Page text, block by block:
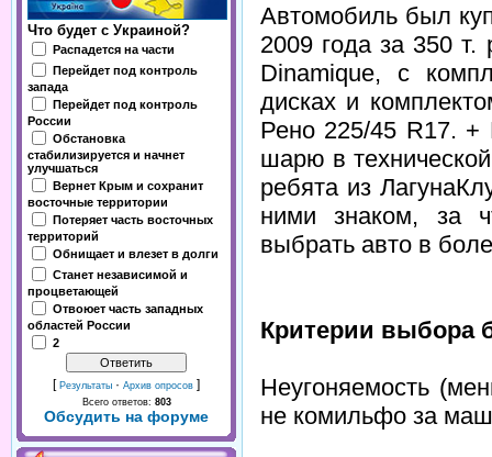
Что будет с Украиной?
Распадется на части
Перейдет под контроль
запада
Перейдет под контроль
России
Обстановка
стабилизируется и начнет
улучшаться
Вернет Крым и сохранит
восточные территории
Потеряет часть восточных
территорий
Обнищает и влезет в долги
Станет независимой и
процветающей
Отвоюет часть западных
областей России
2
[ Результаты · Архив опросов ]
Всего ответов: 803
Обсудить на форуме
Автомобиль был
2009 года за 350
Dinamique, с
дисках и
Рено 225/45 R17. +
шарю в
ребята из
ними знаком, за
выбрать авто в
Критерии
Неугоняемость
не комильфо за